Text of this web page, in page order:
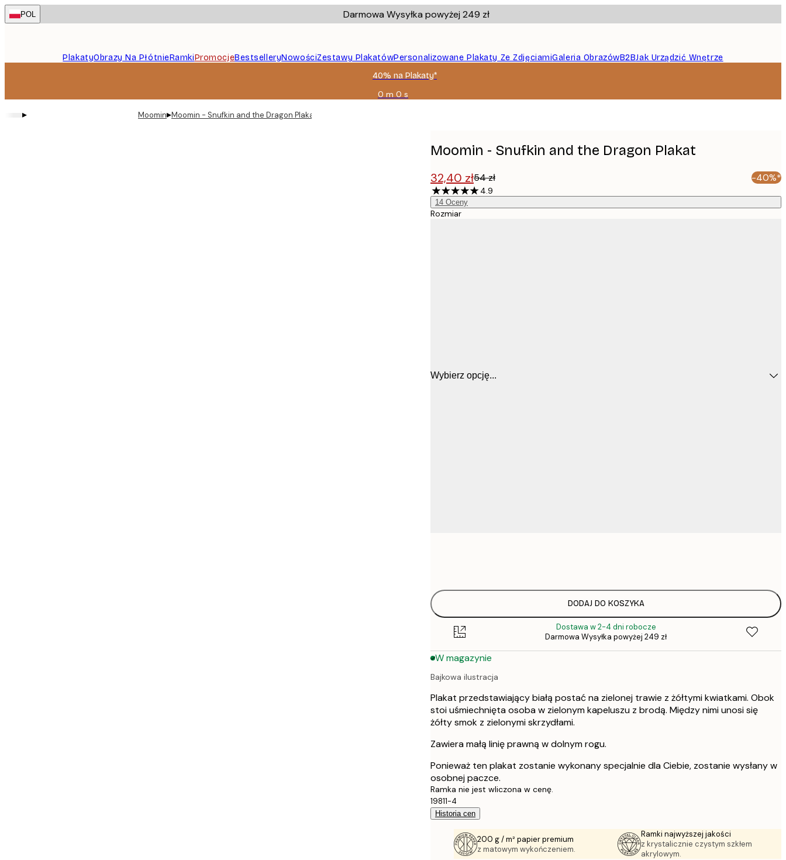
Skip
to
POL Darmowa Wysyłka powyżej 249 zł
PlakatyObrazy Na PłótnieRamkiPromocjeBestselleryNowościZestawy PlakatówPersonalizowane Plakaty Ze ZdjęciamiGaleria ObrazówB2BJak Urządzić Wnętrze
40% na Plakaty*
0 m 0 s
Ważny
▸ Moomin▸Moomin - Snufkin and the Dragon Plakat
Moomin - Snufkin and the Dragon Plakat
32,40 zł54 zł -40%*
4.9
14 Oceny
Rozmiar
Wybierz opcję...
50x50 cm
50x70 cm
DODAJ DO KOSZYKA
Dostawa w 2-4 dni robocze
Darmowa Wysyłka powyżej 249 zł
W magazynie
Bajkowa ilustracja
Plakat przedstawiający białą postać na zielonej trawie z żółtymi kwiatkami. Obok
stoi uśmiechnięta osoba w zielonym kapeluszu z brodą. Między nimi unosi się
żółty smok z zielonymi skrzydłami.
Zawiera małą linię prawną w dolnym rogu.
Ponieważ ten plakat zostanie wykonany specjalnie dla Ciebie, zostanie wysłany w
osobnej paczce.
Ramka nie jest wliczona w cenę.
19811-4
Historia cen
200 g / m² papier premium
z matowym wykończeniem.
Ramki najwyższej jakości
z krystalicznie czystym szkłem
akrylowym.